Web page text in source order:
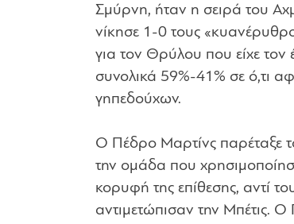
Σμύρνη, ήταν η σειρά του
νίκησε 1-0 τους
για τον Θρύλου που είχε τον
συνολικά 59%-41% σε ό,τι
γηπεδούχων.
Ο Πέδρο Μαρτίνς παρέταξε
την ομάδα που
κορυφή της επίθεσης, αντί
αντιμετώπισαν την Μπέτις.